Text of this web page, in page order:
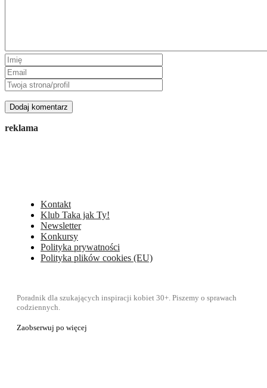
reklama
Kontakt
Klub Taka jak Ty!
Newsletter
Konkursy
Polityka prywatności
Polityka plików cookies (EU)
Poradnik dla szukających inspiracji kobiet 30+. Piszemy o sprawach
codziennych.
Zaobserwuj po więcej